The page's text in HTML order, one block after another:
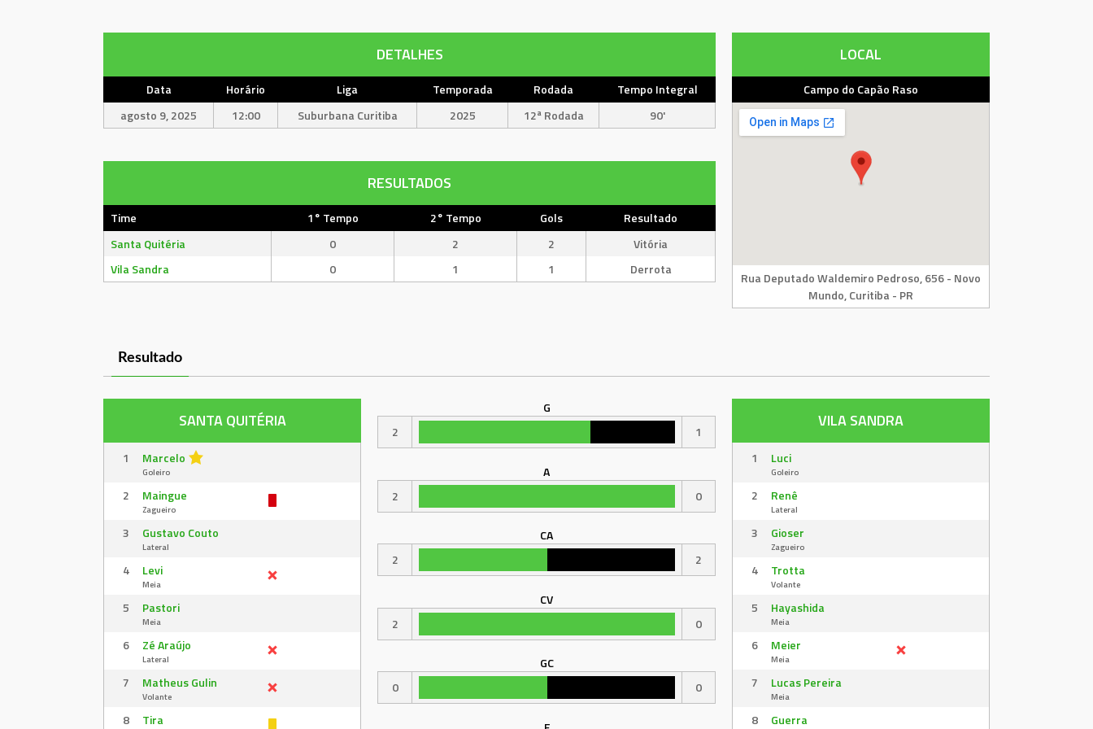
DETALHES
Data Horário Liga Temporada Rodada
Tempo Integral
agosto 9, 2025
12:00 Suburbana Curitiba 2025 12ª Rodada 90'
LOCAL
Campo do Capão Raso
Rua Deputado Waldemiro Pedroso, 656 - Novo
Mundo, Curitiba - PR
RESULTADOS
Time 1° Tempo 2° Tempo Gols
Resultado
Santa Quitéria
0 2 2
Vitória
Vila Sandra
0 1 1 Derrota
Resultado
SANTA QUITÉRIA
1 Marcelo
Goleiro
2 Maingue
Zagueiro
3 Gustavo Couto
Lateral
4 Levi
Meia
5 Pastori
Meia
6 Zé Araújo
Lateral
7 Matheus Gulin
Volante
8 Tira
VILA SANDRA
1 Luci
Goleiro
2 Renê
Lateral
3 Gioser
Zagueiro
4 Trotta
Volante
5 Hayashida
Meia
6 Meier
Meia
7 Lucas Pereira
Meia
8 Guerra
G
2
1
A
2
0
CA
2
2
CV
2
0
GC
0
0